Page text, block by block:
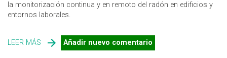
la monitorización continua y en remoto del radón en edificios y
entornos laborales.
LEER MÁS SOBRE MONITORIZACIÓN RÁPIDA, CONTINUA Y EN
REMOTO DEL RADÓN EN INTERIORES
Añadir nuevo comentario